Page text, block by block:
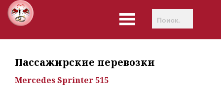
Пассажирские перевозки
Mercedes Sprinter 515